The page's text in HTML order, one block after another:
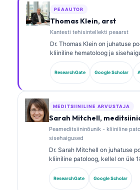
PEAAUTOR
Thomas Klein, arst
Kantesti tehisintellekti peaarst
Dr. Thomas Klein on juhatuse
kliiniline hematoloog ja
15 aasta kogemust
abiga kliinilise analüüsi vallas.
meditsiinijuhina tagab ta
ja laboridiagnostika teemadel
valdkonnas.
ResearchGate Google Scholar
MEDITSIINILINE ARVUSTAJA
Sarah Mitchell,
Peameditsiininõunik - kliiniline
sisehaigused
Dr. Sarah Mitchell on juhatuse
kliiniline patoloog, kellel on üle
laborimeditsiinis ja
erialased sertifikaadid kliinilises
avaldanud ulatuslikult töid
ResearchGate Google Scholar